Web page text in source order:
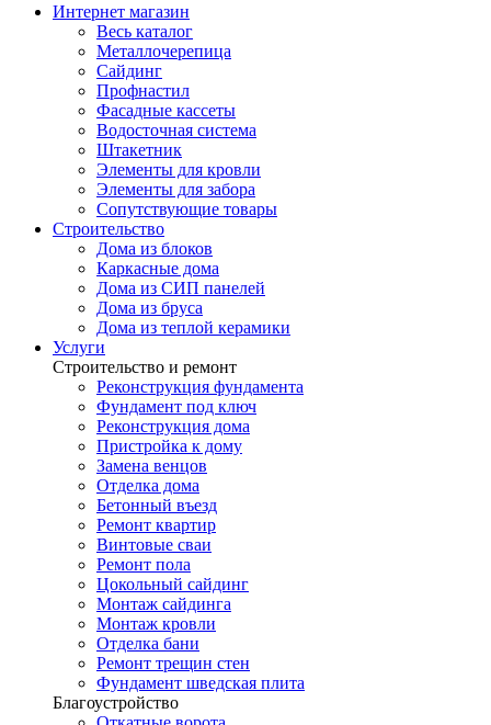
Интернет магазин
Весь каталог
Металлочерепица
Сайдинг
Профнастил
Фасадные кассеты
Водосточная система
Штакетник
Элементы для кровли
Элементы для забора
Сопутствующие товары
Строительство
Дома из блоков
Каркасные дома
Дома из СИП панелей
Дома из бруса
Дома из теплой керамики
Услуги
Строительство и ремонт
Реконструкция фундамента
Фундамент под ключ
Реконструкция дома
Пристройка к дому
Замена венцов
Отделка дома
Бетонный въезд
Ремонт квартир
Винтовые сваи
Ремонт пола
Цокольный сайдинг
Монтаж сайдинга
Монтаж кровли
Отделка бани
Ремонт трещин стен
Фундамент шведская плита
Благоустройство